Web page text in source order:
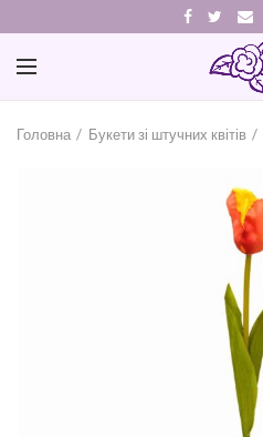
Головна Букети зі штучних квітів